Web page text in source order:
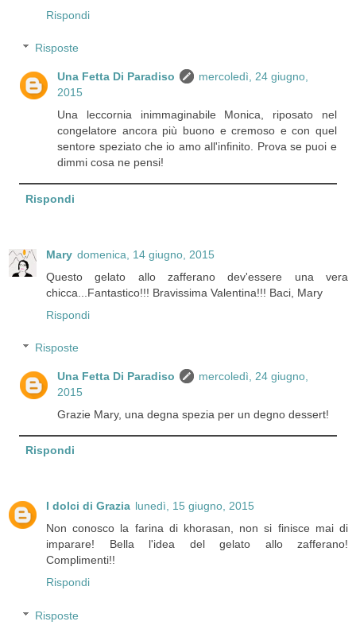
Rispondi
Risposte
Una Fetta Di Paradiso
mercoledì, 24 giugno,
2015
Una leccornia inimmaginabile Monica, riposato nel
congelatore ancora più buono e cremoso e con quel
sentore speziato che io amo all'infinito. Prova se puoi e
dimmi cosa ne pensi!
Rispondi
Mary domenica, 14 giugno, 2015
Questo gelato allo zafferano dev'essere una vera
chicca...Fantastico!!! Bravissima Valentina!!! Baci, Mary
Rispondi
Risposte
Una Fetta Di Paradiso
mercoledì, 24 giugno,
2015
Grazie Mary, una degna spezia per un degno dessert!
Rispondi
I dolci di Grazia lunedì, 15 giugno, 2015
Non conosco la farina di khorasan, non si finisce mai di
imparare! Bella l'idea del gelato allo zafferano!
Complimenti!!
Rispondi
Risposte